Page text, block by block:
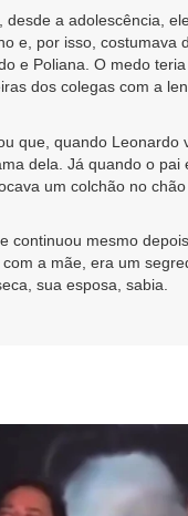
desde a adolescência,
e, por isso, costumava
e Poliana. O medo
dos colegas com a
que, quando Leonardo
dela. Já quando o pai
um colchão no
continuou mesmo
a mãe, era um
sua esposa, sabia.